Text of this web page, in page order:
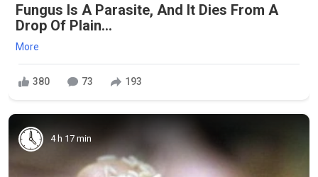
Fungus Is A Parasite, And It Dies From A
Drop Of Plain...
More
380 73 193
4 h 17 min